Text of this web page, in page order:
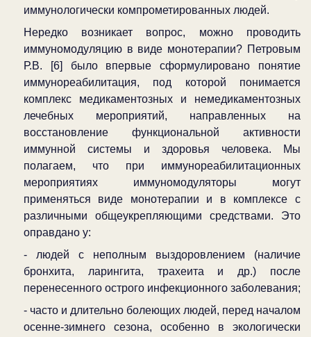
иммунологически компрометированных людей.
Нередко возникает вопрос, можно проводить
иммуномодуляцию в виде монотерапии? Петровым
Р.В. [6] было впервые сформулировано понятие
иммунореабилитация, под которой понимается
комплекс медикаментозных и немедикаментозных
лечебных мероприятий, направленных на
восстановление функциональной активности
иммунной системы и здоровья человека. Мы
полагаем, что при иммунореабилитационных
мероприятиях иммуномодуляторы могут
применяться виде монотерапии и в комплексе с
различными общеукрепляющими средствами. Это
оправдано у:
- людей с неполным выздоровлением (наличие
бронхита, ларингита, трахеита и др.) после
перенесенного острого инфекционного заболевания;
- часто и длительно болеющих людей, перед началом
осенне-зимнего сезона, особенно в экологически